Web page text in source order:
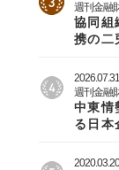
週刊金融
協同組
携の二
週刊金融
中東情
る日本